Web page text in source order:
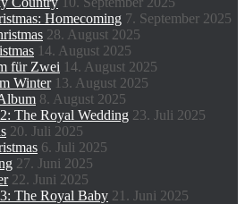
Homecoming 7. September 2025
28. August 2025
14. August 2025
für Zwei 14. August 2025
Winter 13. August 2025
8. August 2025
The Royal Wedding 23. Juli 2025
20. Juli 2025
6. Juli 2025
27. Juni 2025
22. Juni 2025
The Royal Baby 21. Juni 2025